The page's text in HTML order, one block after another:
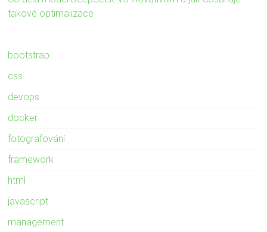
takové optimalizace
bootstrap
css
devops
docker
fotografování
framework
html
javascript
management